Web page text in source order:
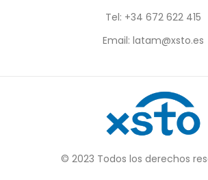
Tel: +34 672 622 415
Email: latam@xsto.es
© 2023 Todos los derechos